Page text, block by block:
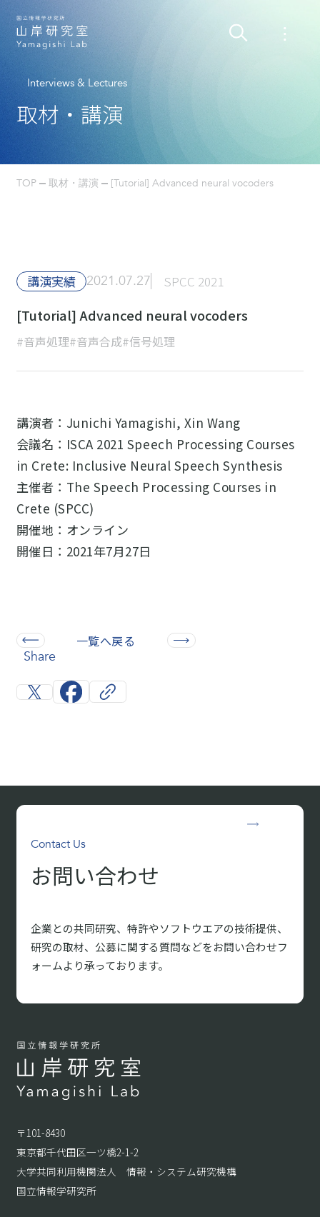
Interviews & Lectures
取材・講演
TOP 取材・講演 [Tutorial] Advanced neural vocoders
Share
講演実績 2021.07.27 SPCC 2021
[Tutorial] Advanced neural vocoders
#音声処理#音声合成#信号処理
講演者：Junichi Yamagishi, Xin Wang
会議名：ISCA 2021 Speech Processing Courses
in Crete: Inclusive Neural Speech Synthesis
主催者：The Speech Processing Courses in
Crete (SPCC)
開催地：オンライン
開催日：2021年7月27日
一覧へ戻る
Contact Us
お問い合わせ
企業との共同研究、特許やソフトウエアの技術提供、
研究の取材、 公募に関する質問などをお問い合わせフ
ォームより承っております。
〒101-8430
東京都千代田区一ツ橋2-1-2
大学共同利用機関法人 情報・システム研究機構
国立情報学研究所